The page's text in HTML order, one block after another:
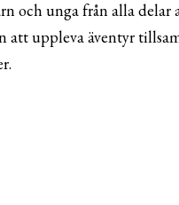
och unga från alla delar
att uppleva äventyr